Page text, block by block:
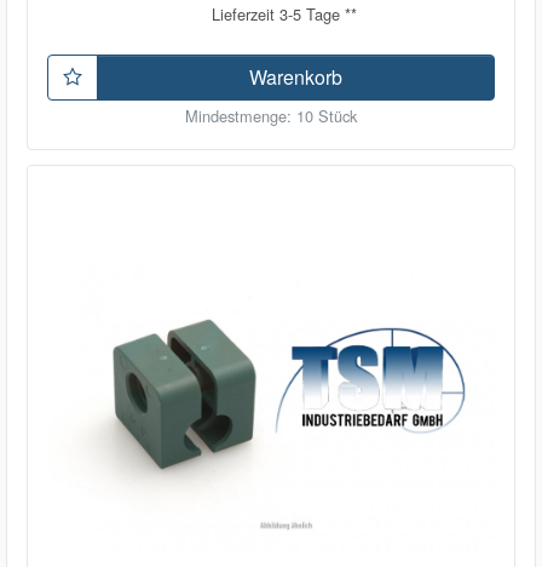
Lieferzeit 3-5 Tage **
Warenkorb
Mindestmenge: 10 Stück